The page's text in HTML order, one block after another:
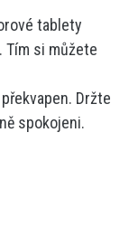
tablety
Tím si můžete
Držte
spokojeni.